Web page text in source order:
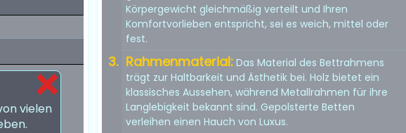
vielen
Körpergewicht gleichmäßig verteilt und Ihren
Komfortvorlieben entspricht, sei es weich, mittel oder
fest.
Rahmenmaterial: Das Material des Bettrahmens
trägt zur Haltbarkeit und Ästhetik bei. Holz bietet ein
klassisches Aussehen, während Metallrahmen für ihre
Langlebigkeit bekannt sind. Gepolsterte Betten
verleihen einen Hauch von Luxus.